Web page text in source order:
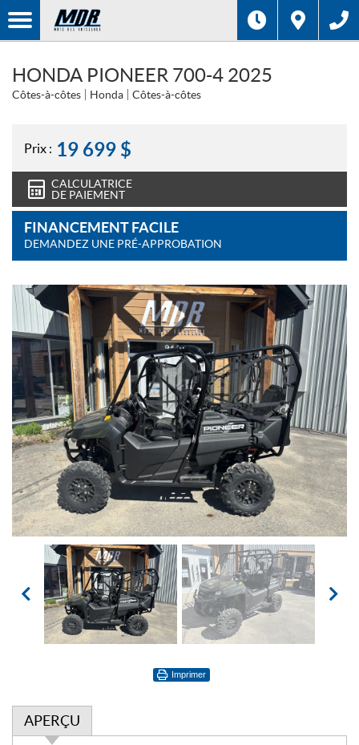
HONDA PIONEER 700-4 2025
Côtes-à-côtes Honda Côtes-à-côtes
Prix : 19 699 $
CALCULATRICE
DE PAIEMENT
FINANCEMENT FACILE
DEMANDEZ UNE PRÉ-APPROBATION
Imprimer
APERÇU